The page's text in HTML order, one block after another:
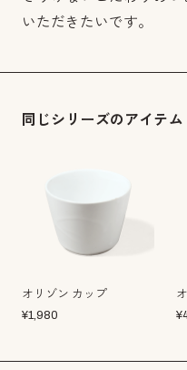
いただきたいです。
同じシリーズのアイテム
オリゾン カップ
¥1,980
¥